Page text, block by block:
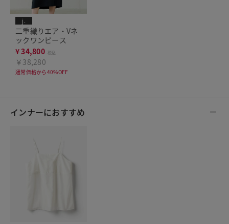
j.
二重織りエア・Vネ
ックワンピース
¥34,800 税込
￥38,280
通常価格から40%OFF
インナーにおすすめ